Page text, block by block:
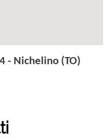
- Nichelino (TO)